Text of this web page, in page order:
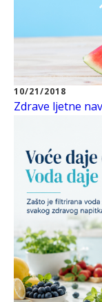
10/21/2018
Zdrave ljetne